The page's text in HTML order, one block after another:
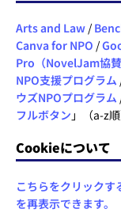
Arts and Law /
Canva for NPO /
Pro（NovelJam協賛
NPO支援プログラム
ウズNPOプログラム
フルボタン 」（a-z順
Cookieについて
こちらをクリック
を再表示できます。